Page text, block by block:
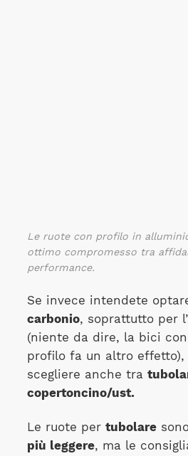
Le ruote con profilo in
ottimo compromesso tra
performance.
Se invece intendete
carbonio, soprattutto per
(niente da dire, la bici
profilo fa un altro effetto),
scegliere anche tra
copertoncino/ust.
Le ruote per tubolare
più leggere, ma le